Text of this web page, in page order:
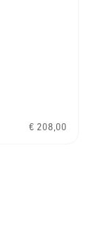
€ 208,00